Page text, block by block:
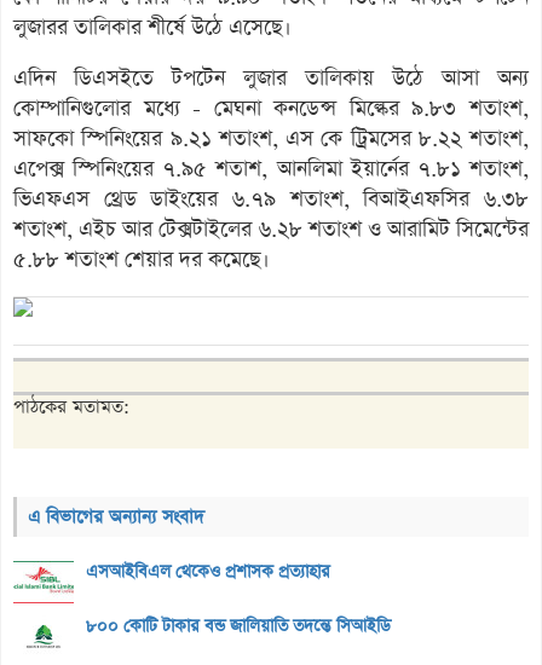
লুজারর তালিকার শীর্ষে উঠে এসেছে।
এদিন ডিএসইতে টপটেন লুজার তালিকায় উঠে আসা অন্য
কোম্পানিগুলোর মধ্যে - মেঘনা কনডেন্স মিল্কের ৯.৮৩ শতাংশ,
সাফকো স্পিনিংয়ের ৯.২১ শতাংশ, এস কে ট্রিমসের ৮.২২ শতাংশ,
এপেক্স স্পিনিংয়ের ৭.৯৫ শতাশ, আনলিমা ইয়ার্নের ৭.৮১ শতাংশ,
ভিএফএস থ্রেড ডাইংয়ের ৬.৭৯ শতাংশ, বিআইএফসির ৬.৩৮
শতাংশ, এইচ আর টেক্সটাইলের ৬.২৮ শতাংশ ও আরামিট সিমেন্টের
৫.৮৮ শতাংশ শেয়ার দর কমেছে।
পাঠকের মতামত:
এ বিভাগের অন্যান্য সংবাদ
এসআইবিএল থেকেও প্রশাসক প্রত্যাহার
৮০০ কোটি টাকার বন্ড জালিয়াতি তদন্তে সিআইডি